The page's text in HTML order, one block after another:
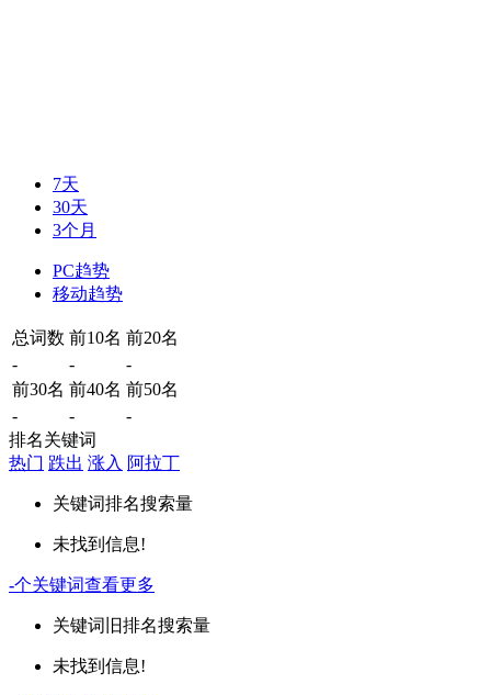
7天
30天
3个月
PC趋势
移动趋势
总词数 前10名 前20名
-
-
-
前30名 前40名 前50名
-
-
-
排名关键词
热门 跌出 涨入 阿拉丁
关键词排名搜索量
未找到信息!
-个关键词查看更多
关键词 旧排名搜索量
未找到信息!